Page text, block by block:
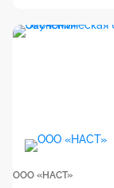
ООО «НАСТ»